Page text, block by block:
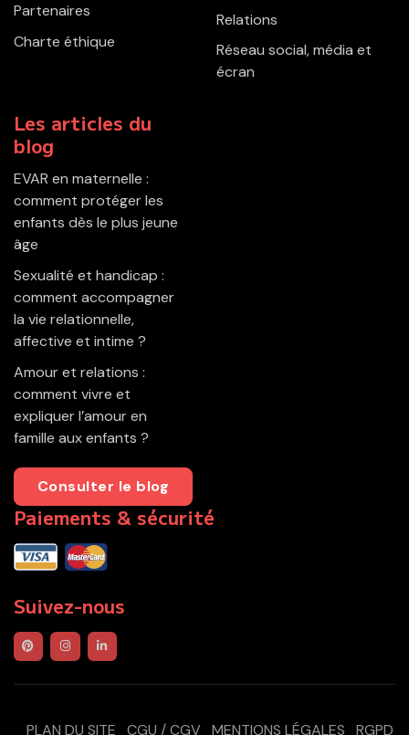
Partenaires
Charte éthique
Relations
Réseau social, média et
écran
Les articles du
blog
EVAR en maternelle :
comment protéger les
enfants dès le plus jeune
âge
Sexualité et handicap :
comment accompagner
la vie relationnelle,
affective et intime ?
Amour et relations :
comment vivre et
expliquer l’amour en
famille aux enfants ?
Consulter le blog
Paiements & sécurité
Suivez-nous
PLAN DU SITE CGU / CGV MENTIONS LÉGALES RGPD